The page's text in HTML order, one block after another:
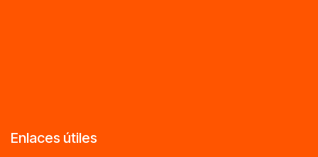
Enlaces útiles